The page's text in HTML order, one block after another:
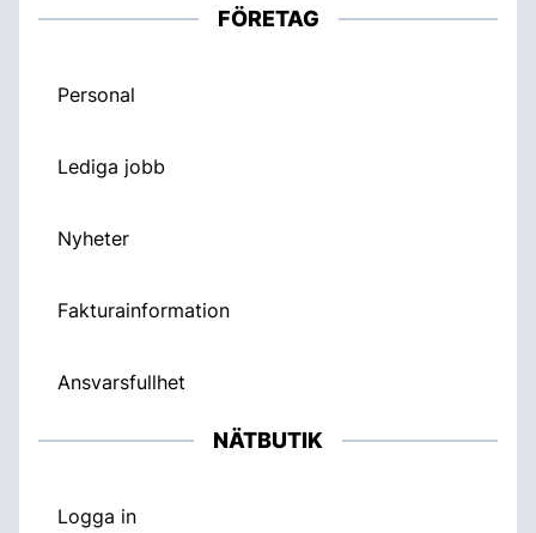
FÖRETAG
Personal
Lediga jobb
Nyheter
Fakturainformation
Ansvarsfullhet
NÄTBUTIK
Logga in